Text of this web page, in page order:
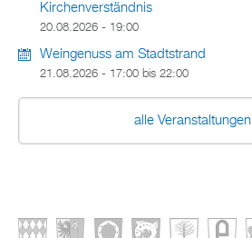
Kirchenverständnis
20.08.2026 - 19:00
Weingenuss am Stadtstrand
21.08.2026 - 17:00 bis 22:00
alle Veranstaltungen